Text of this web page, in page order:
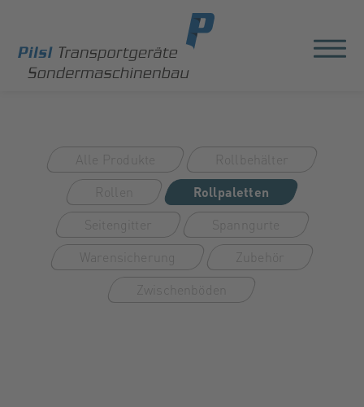
Alle Produkte
Rollbehälter
Rollen
Rollpaletten
Seitengitter
Spanngurte
Warensicherung
Zubehör
Zwischenböden